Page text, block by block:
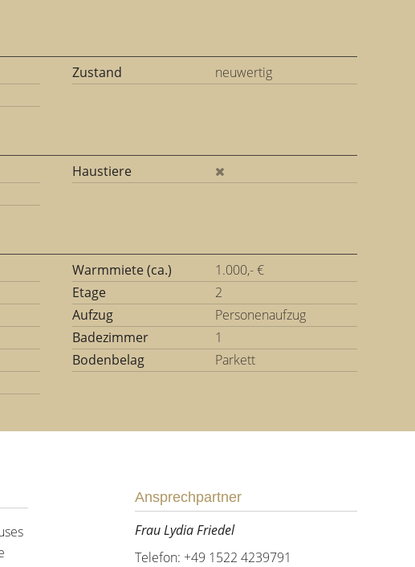
Zustand
neuwertig
Haustiere
Warmmiete (ca.)
1.000,- €
Etage
2
Aufzug
Personenaufzug
Badezimmer
1
Bodenbelag
Parkett
Ansprechpartner
Frau Lydia Friedel
Telefon: +49 1522 4239791